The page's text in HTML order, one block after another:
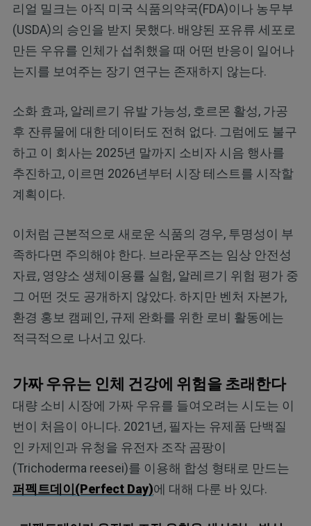
리얼 밀크는 아직 미국 식품의약국(FDA)이나 농무부
(USDA)의 승인을 받지 못했다. 배양된 포유류 세포로
만든 우유를 인체가 섭취했을 때 어떤 반응이 일어나
는지를 보여주는 장기 연구는 존재하지 않는다.
소화 효과, 알레르기 유발 가능성, 호르몬 활성, 가공
후 잔류물에 대한 데이터도 전혀 없다. 그럼에도 불구
하고 이 회사는 2025년 말까지 소비자 시음 행사를
추진하고, 이르면 2026년부터 시장 테스트를 시작할
계획이다.
이처럼 근본적으로 새로운 식품의 경우, 투명성이 부
족하다면 주의해야 한다. 브라운푸즈는 임상 안전성
자료, 영양소 생체이용률 실험, 알레르기 위험 평가 중
그 어떤 것도 공개하지 않았다. 하지만 벤처 자본가,
환경 홍보 캠페인, 규제 완화를 위한 로비 활동에는
적극적으로 나서고 있다.
가짜 우유는 인체 건강에 위험을 초래한다
대량 소비 시장에 가짜 우유를 들여오려는 시도는 이
번이 처음이 아니다. 2021년, 필자는 유제품 단백질
인 카제인과 유청을 유전자 조작 곰팡이
(Trichoderma reesei)를 이용해 합성 형태로 만드는
퍼펙트데이(Perfect Day)에 대해 다룬 바 있다.